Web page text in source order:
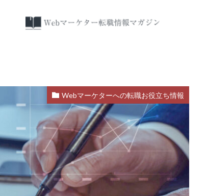
Webマーケターへの転職お役立ち情報